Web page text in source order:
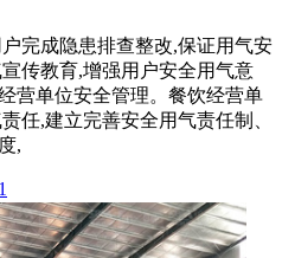
完成隐患排查整改,保证用气安
传教育,增强用户安全用气意
营单位安全管理。餐饮经营单
任,建立完善安全用气责任制、
,